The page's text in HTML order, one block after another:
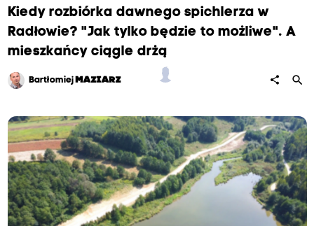
Kiedy rozbiórka dawnego spichlerza w
Radłowie? "Jak tylko będzie to możliwe". A
mieszkańcy ciągle drżą
Bartłomiej MAZIARZ share search